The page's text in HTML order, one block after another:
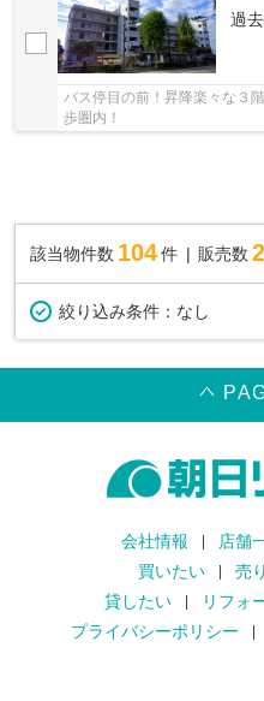
過
バス停目の前！昇降楽々な３
歩圏内！
該当物件数 104件 販売数
絞り込み条件： なし
会社情報 店舗
買いたい
売
貸したい
リフォ
プライバシーポリシー